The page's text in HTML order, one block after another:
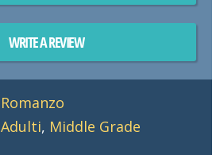
WRITE A REVIEW
Romanzo
Adulti, Middle Grade